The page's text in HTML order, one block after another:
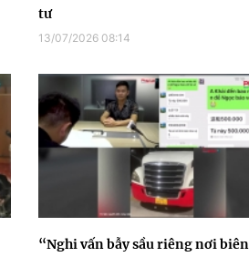
tư
13/07/2026 08:14
“Nghi vấn bẫy sầu riêng nơi